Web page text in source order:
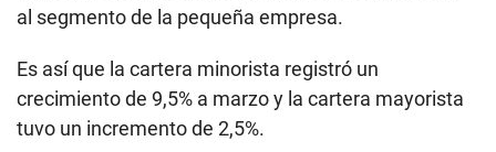
al segmento de la pequeña empresa.
Es así que la cartera minorista registró un
crecimiento de 9,5% a marzo y la cartera mayorista
tuvo un incremento de 2,5%.